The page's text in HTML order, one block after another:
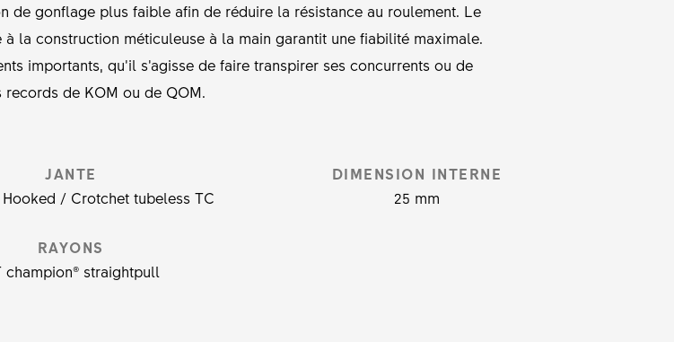
de gonflage plus faible afin de réduire la résistance au roulement. Le
la construction méticuleuse à la main garantit une fiabilité maximale.
importants, qu’il s’agisse de faire transpirer ses concurrents ou de
records de KOM ou de QOM.
JANTE
/ Crotchet tubeless TC
DIMENSION INTERNE
25 mm
RAYONS
champion® straightpull